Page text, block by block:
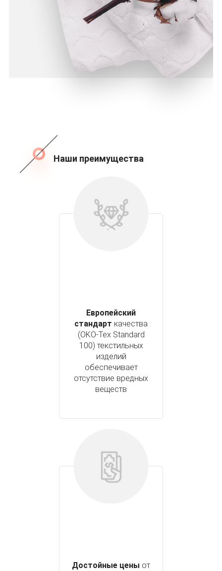
Наши преимущества
Европейский
стандарт качества
(OKO-Tex Standard
100) текстильных
изделий
обеспечивает
отсутствие вредных
веществ
Достойные цены от